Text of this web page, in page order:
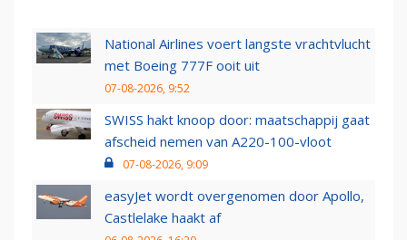
National Airlines voert langste vrachtvlucht
met Boeing 777F ooit uit
07-08-2026, 9:52
SWISS hakt knoop door: maatschappij gaat
afscheid nemen van A220-100-vloot
07-08-2026, 9:09
easyJet wordt overgenomen door Apollo,
Castlelake haakt af